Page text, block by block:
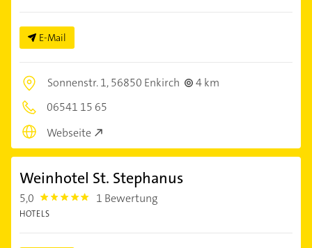
E-Mail
Sonnenstr. 1,56850 Enkirch
4 km
06541 15 65
Webseite
Weinhotel St. Stephanus
5,0 5.0 1 Bewertung
HOTELS